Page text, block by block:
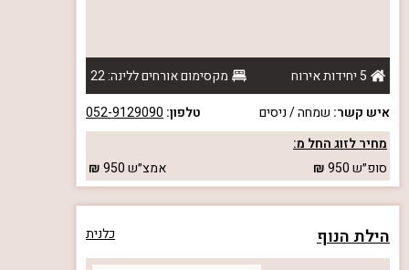
5 יחידות אירוח
מקסימום אורחים ללינה: 22
איש קשר: שמחה / ניסים טלפון: 052-9129090
מחיר לזוג החל מ:
סופ״ש950 אמצ״ש950
הילת הנוף כלנית